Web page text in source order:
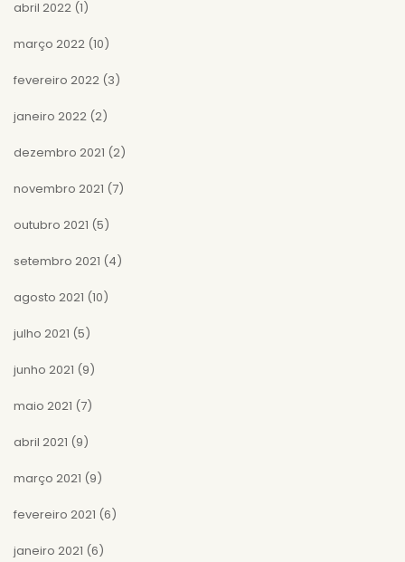
abril 2022 (1)
março 2022 (10)
fevereiro 2022 (3)
janeiro 2022 (2)
dezembro 2021 (2)
novembro 2021 (7)
outubro 2021 (5)
setembro 2021 (4)
agosto 2021 (10)
julho 2021 (5)
junho 2021 (9)
maio 2021 (7)
abril 2021 (9)
março 2021 (9)
fevereiro 2021 (6)
janeiro 2021 (6)